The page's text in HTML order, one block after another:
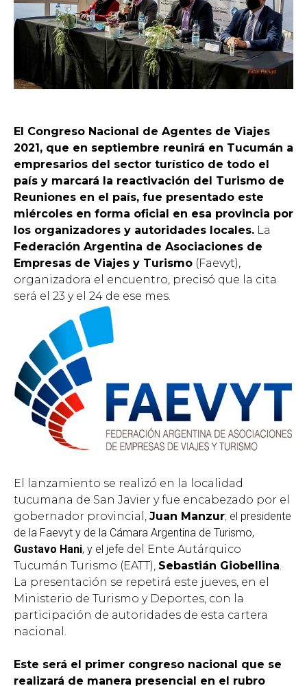
El Congreso Nacional de Agentes de Viajes
2021, que en septiembre reunirá en Tucumán a
empresarios del sector turístico de todo el
país y marcará la reactivación del Turismo de
Reuniones en el país, fue presentado este
miércoles en forma oficial en esa provincia por
los organizadores y autoridades locales. La
Federación Argentina de Asociaciones de
Empresas de Viajes y Turismo (Faevyt),
organizadora el encuentro, precisó que la cita
será el 23 y el 24 de ese mes.
El lanzamiento se realizó en la localidad
tucumana de San Javier y fue encabezado por el
gobernador provincial, Juan Manzur; el presidente
de la Faevyt y de la Cámara Argentina de Turismo,
Gustavo Hani, y el jefe del Ente Autárquico
Tucumán Turismo (EATT), Sebastián Giobellina
La presentación se repetirá este jueves, en el
Ministerio de Turismo y Deportes, con la
participación de autoridades de esta cartera
nacional.
Este será el primer congreso nacional que se
realizará de manera presencial en el rubro